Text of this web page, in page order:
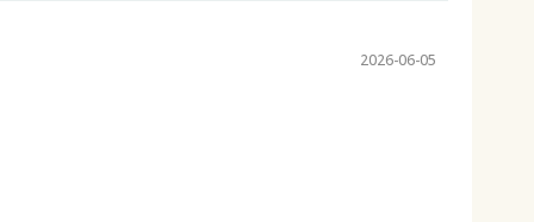
2026-06-05